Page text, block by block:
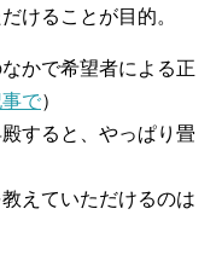
けることが目的。
かで希望者による正
で）
すると、やっぱり畳
えていただけるのは